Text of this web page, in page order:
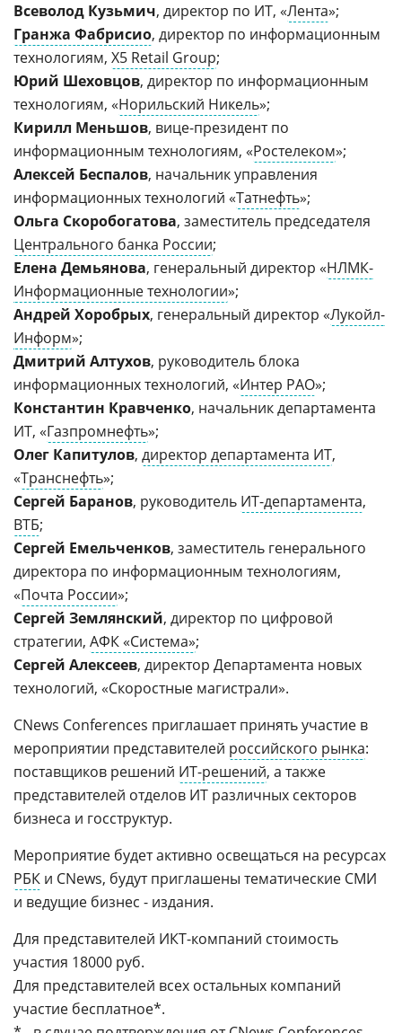
Всеволод Кузьмич, директор по ИТ, «Лента»;
Гранжа Фабрисио, директор по информационным
технологиям, Х5 Retail Group;
Юрий Шеховцов, директор по информационным
технологиям, «Норильский Никель»;
Кирилл Меньшов, вице-президент по
информационным технологиям, «Ростелеком»;
Алексей Беспалов, начальник управления
информационных технологий «Татнефть»;
Ольга Скоробогатова, заместитель председателя
Центрального банка России;
Елена Демьянова, генеральный директор «НЛМК-
Информационные технологии»;
Андрей Хоробрых, генеральный директор «Лукойл-
Информ»;
Дмитрий Алтухов, руководитель блока
информационных технологий, «Интер РАО»;
Константин Кравченко, начальник департамента
ИТ, «Газпромнефть»;
Олег Капитулов, директор департамента ИТ,
«Транснефть»;
Сергей Баранов, руководитель ИТ-департамента,
ВТБ;
Сергей Емельченков, заместитель генерального
директора по информационным технологиям,
«Почта России»;
Сергей Землянский, директор по цифровой
стратегии, АФК «Система»;
Сергей Алексеев, директор Департамента новых
технологий, «Скоростные магистрали».
CNews Conferences приглашает принять участие в
мероприятии представителей российского рынка:
поставщиков решений ИТ-решений, а также
представителей отделов ИТ различных секторов
бизнеса и госструктур.
Мероприятие будет активно освещаться на ресурсах
РБК и CNews, будут приглашены тематические СМИ
и ведущие бизнес - издания.
Для представителей ИКТ-компаний стоимость
участия 18000 руб.
Для представителей всех остальных компаний
участие бесплатное*.